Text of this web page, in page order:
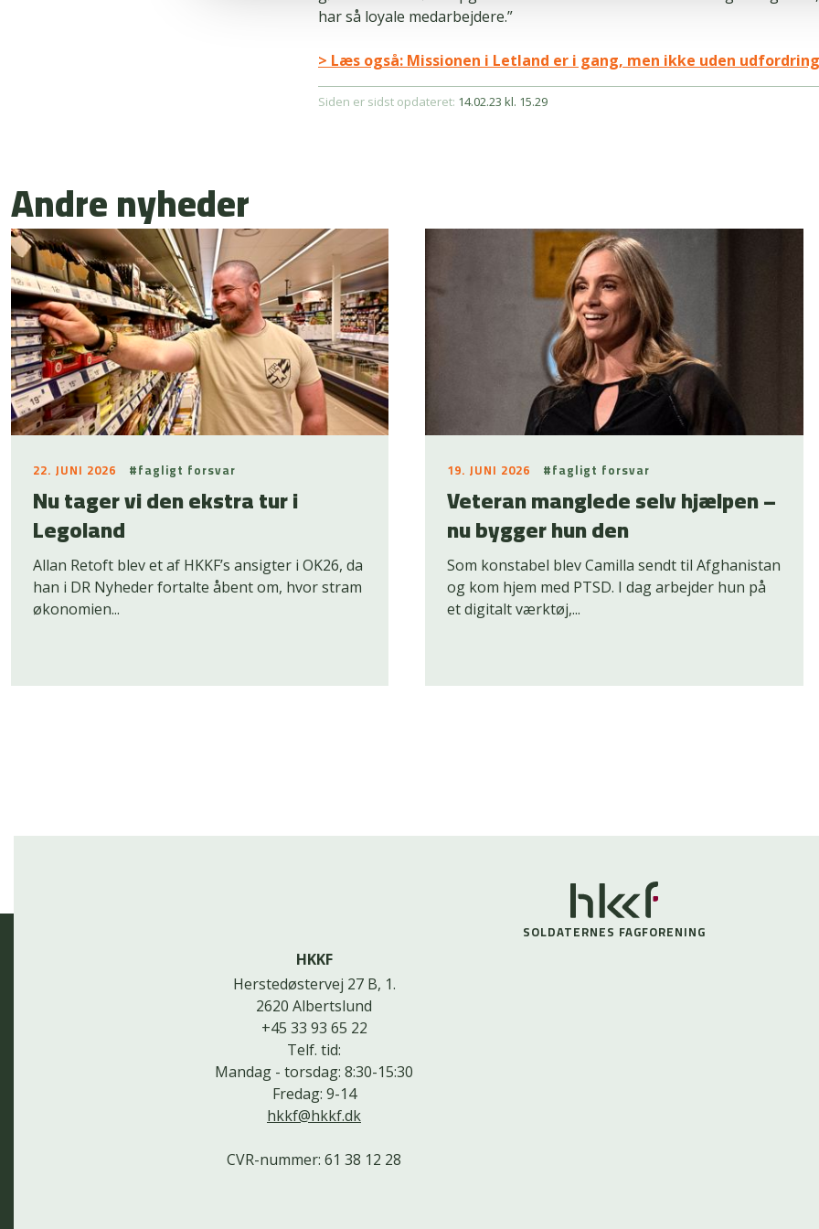
har så loyale medarbejdere.”
> Læs også: Missionen i Letland er i gang, men ikke uden
Siden er sidst opdateret: 14.02.23 kl. 15.29
Andre nyheder
22. JUNI 2026 #fagligt forsvar
Nu tager vi den ekstra tur i
Legoland
Allan Retoft blev et af HKKF’s ansigter i OK26, da
han i DR Nyheder fortalte åbent om, hvor stram
økonomien...
19. JUNI 2026 #fagligt forsvar
Veteran manglede selv hjælpen –
nu bygger hun den
Som konstabel blev Camilla sendt til Afghanistan
og kom hjem med PTSD. I dag arbejder hun på
et digitalt værktøj,...
SOLDATERNES FAGFORENING
HKKF
Herstedøstervej 27 B, 1.
2620 Albertslund
+45 33 93 65 22
Telf. tid:
Mandag - torsdag: 8:30-15:30
Fredag: 9-14
hkkf@hkkf.dk
CVR-nummer: 61 38 12 28